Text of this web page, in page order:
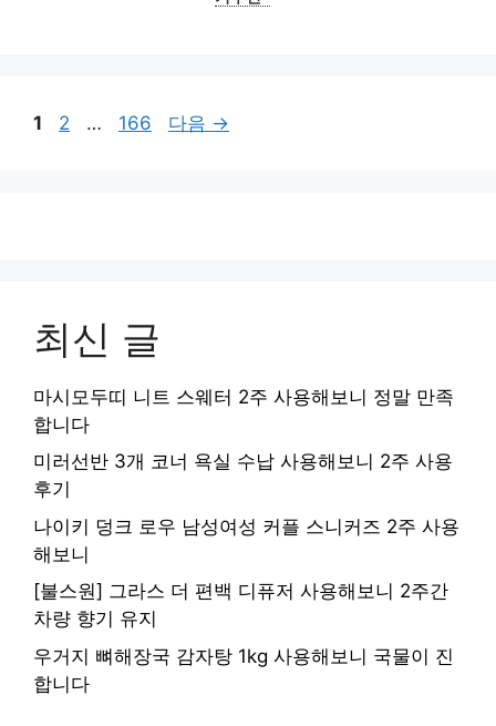
페
1
페
2 …
페
166 다음 →
최신 글
마시모두띠 니트 스웨터 2주 사용해보니 정말 만족
합니다
미러선반 3개 코너 욕실 수납 사용해보니 2주 사용
후기
나이키 덩크 로우 남성여성 커플 스니커즈 2주 사용
해보니
[불스원] 그라스 더 편백 디퓨저 사용해보니 2주간
차량 향기 유지
우거지 뼈해장국 감자탕 1kg 사용해보니 국물이 진
합니다